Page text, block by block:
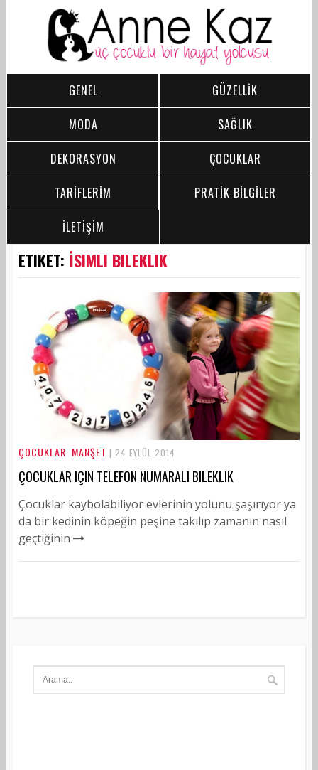
GENEL
GÜZELLİK
MODA
SAĞLIK
DEKORASYON
ÇOCUKLAR
TARİFLERİM
PRATİK BİLGİLER
İLETİŞİM
ETIKET: İSIMLI BILEKLIK
ÇOCUKLAR MANŞET | 24 EYLÜL 2014
ÇOCUKLAR IÇIN TELEFON NUMARALI BILEKLIK
Çocuklar kaybolabiliyor evlerinin yolunu şaşırıyor ya
da bir kedinin köpeğin peşine takılıp zamanın nasıl
geçtiğinin